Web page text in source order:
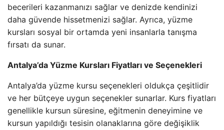
becerileri kazanmanızı sağlar ve denizde kendinizi
daha güvende hissetmenizi sağlar. Ayrıca, yüzme
kursları sosyal bir ortamda yeni insanlarla tanışma
fırsatı da sunar.
Antalya’da Yüzme Kursları Fiyatları ve Seçenekleri
Antalya’da yüzme kursu seçenekleri oldukça çeşitlidir
ve her bütçeye uygun seçenekler sunarlar. Kurs fiyatları
genellikle kursun süresine, eğitmenin deneyimine ve
kursun yapıldığı tesisin olanaklarına göre değişiklik